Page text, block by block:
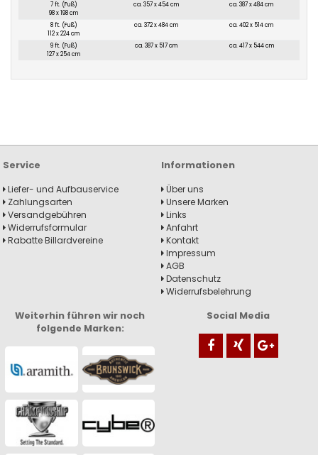
7 ft. (Fuß)
98 x 198 cm
ca. 357 x 454 cm ca. 387 x 484 cm
8 ft. (Fuß)
112 x 224 cm
ca. 372 x 484 cm ca. 402 x 514 cm
9 ft. (Fuß)
127 x 254 cm
ca. 387 x 517 cm ca. 417 x 544 cm
Service
Liefer- und Aufbauservice
Zahlungsarten
Versandgebühren
Widerrufsformular
Rabatte Billardvereine
Informationen
Über uns
Unsere Marken
Links
Anfahrt
Kontakt
Impressum
AGB
Datenschutz
Widerrufsbelehrung
Weiterhin führen wir noch
folgende Marken:
Social Media